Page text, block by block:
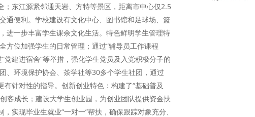
；东江源紧邻通天岩、方特等景区，距离市中心仅2.5
通便利。学校建设有文化中心、图书馆和足球场、篮
进一步丰富学生课余文化生活。特色鲜明学生管理特
方位加强学生的日常管理；通过“辅导员工作课程
建进宿舍”等举措，强化学生党员及入党积极分子的
、环境保护协会、茶学社等30多个学生社团，通过
针对性的指导。创新创业特色：构建了“基础普及
客成长；建设大学生创业园，为创业团队提供资金扶
实现毕业生就业“一对一”帮扶，确保跟踪对象充分、